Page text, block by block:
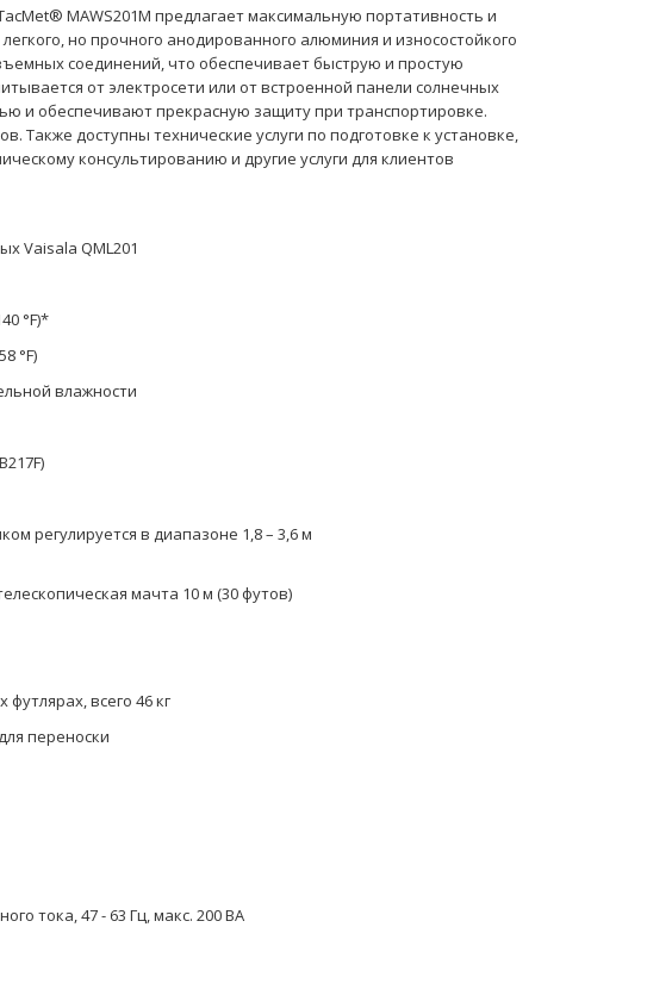
MAWS201M предлагает максимальную портативность и
но прочного анодированного алюминия и износостойкого
соединений, что обеспечивает быструю и простую
от электросети или от встроенной панели солнечных
и обеспечивают прекрасную защиту при транспортировке.
Также доступны технические услуги по подготовке к установке,
консультированию и другие услуги для клиентов
Vaisala QML201
°F)*
°F)
влажности
регулируется в диапазоне 1,8 – 3,6 м
мачта 10 м (30 футов)
всего 46 кг
переноски
тока, 47 - 63 Гц, макс. 200 ВА